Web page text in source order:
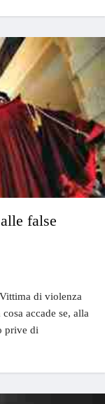
false
di violenza
accade se, alla
prive di